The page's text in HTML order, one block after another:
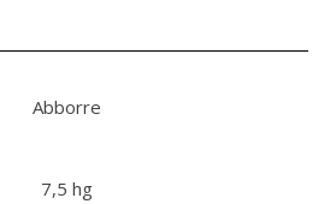
Abborre
7,5 hg